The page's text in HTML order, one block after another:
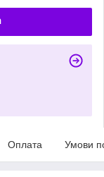
Оплата Умови